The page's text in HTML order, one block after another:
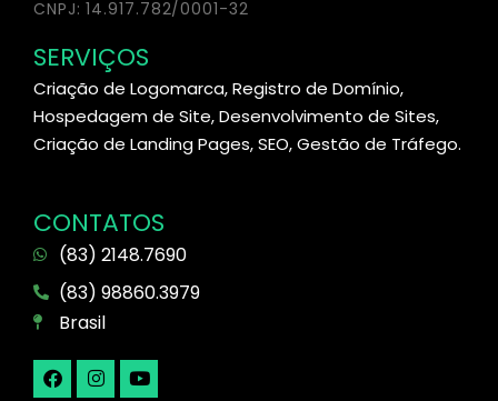
CNPJ: 14.917.782/0001-32
SERVIÇOS
Criação de Logomarca, Registro de Domínio,
Hospedagem de Site, Desenvolvimento de Sites,
Criação de Landing Pages, SEO, Gestão de Tráfego.
CONTATOS
(83) 2148.7690
(83) 98860.3979
Brasil